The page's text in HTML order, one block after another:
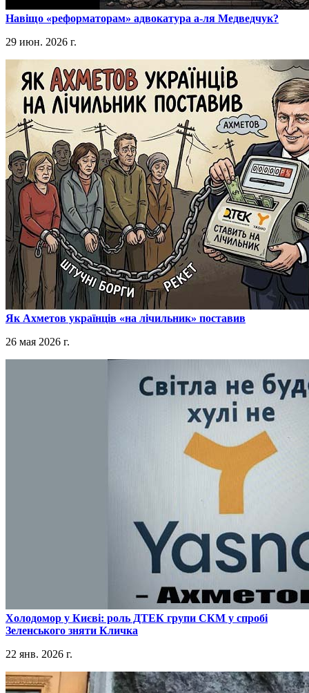
​Навіщо «реформаторам» адвокатура а-ля Медведчук?
29 июн. 2026 г.
​Як Ахметов українців «на лічильник» поставив
26 мая 2026 г.
​Холодомор у Києві: роль ДТЕК групи СКМ у спробі
Зеленського зняти Кличка
22 янв. 2026 г.